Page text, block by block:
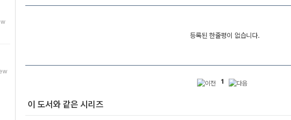
등록된 한줄평이 없습니다.
1
이 도서와 같은 시리즈